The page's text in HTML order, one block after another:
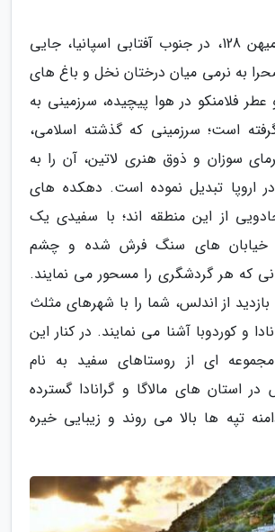
به گزارش مجله میهن 128، در جنوب آفتابی اسپانیا، جایی
به نرمی میان درختان نخل و باغ های
فلامنکو در هوا پیچیده، سرزمینی به
است؛ سرزمینی که گذشته اسلامی،
سوزان و ذوق هنری لاتین، آن را به
اروپا تبدیل نموده است. دهکده های
از این منطقه اند؛ با سفیدی یک
خیابان های سنگ فرش شده و چشم
که هر گردشگری را مسحور می نمایند.
بازدید از اندلس، شما را با شهرهای مثلث
و کوردوبا آشنا می نمایند. در کنار این
ای از روستاهای سفید به نام
در استان های مالاگا و گرانادا گسترده
تپه ها بالا می روند و زیبایی خیره